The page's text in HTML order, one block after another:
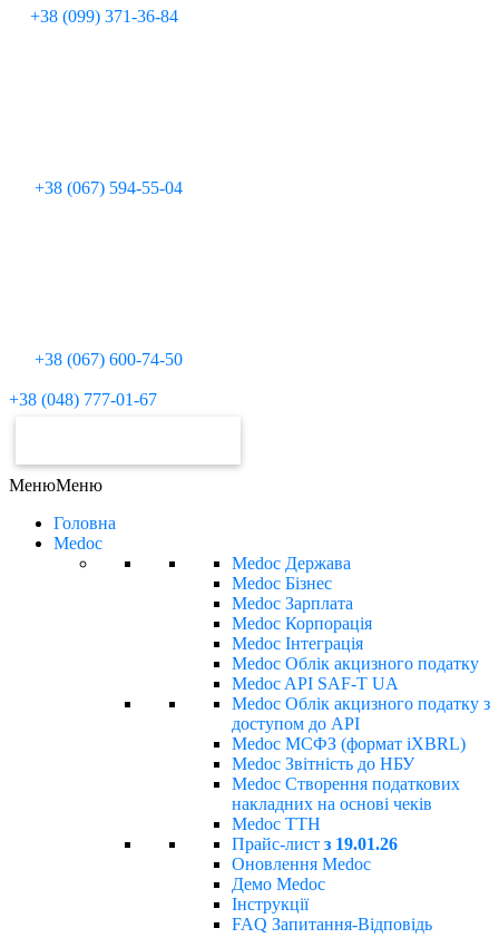
+38 (099) 371-36-84
+38 (067) 594-55-04
+38 (067) 600-74-50
+38 (048) 777-01-67
МенюМеню
Головна
Medoc
Medoc Держава
Medoc Бізнес
Medoc Зарплата
Medoc Корпорація
Medoc Інтеграція
Medoc Облік акцизного податку
Medoc API SAF-T UA
Medoc Облік акцизного податку з
доступом до API
Medoc МСФЗ (формат іХBRL)
Medoc Звітність до НБУ
Medoc Створення податкових
накладних на основі чеків
Medoc ТТН
Прайс-лист з 19.01.26
Оновлення Medoc
Демо Medoc
Інструкції
FAQ Запитання-Відповідь